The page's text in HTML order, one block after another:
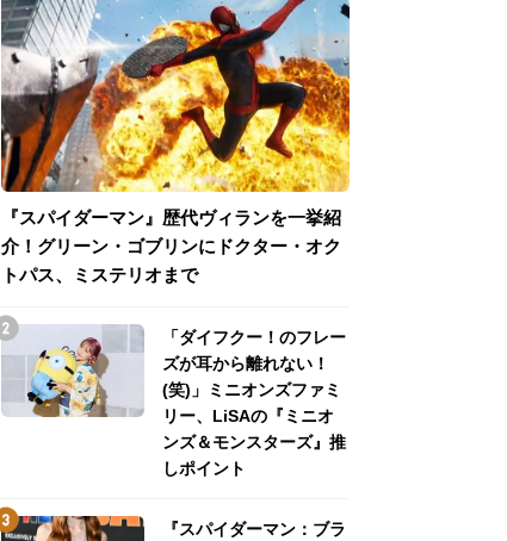
『スパイダーマン』歴代ヴィランを一挙紹
介！グリーン・ゴブリンにドクター・オク
トパス、ミステリオまで
「ダイフクー！のフレー
ズが耳から離れない！
(笑)」ミニオンズファミ
リー、LiSAの『ミニオ
ンズ＆モンスターズ』推
しポイント
『スパイダーマン：ブラ